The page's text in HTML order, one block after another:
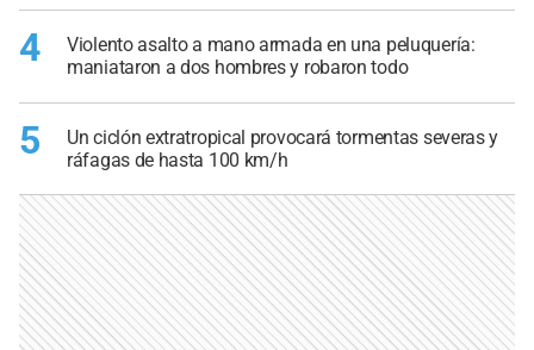
4
Violento asalto a mano armada en una peluquería:
maniataron a dos hombres y robaron todo
5
Un ciclón extratropical provocará tormentas severas y
ráfagas de hasta 100 km/h